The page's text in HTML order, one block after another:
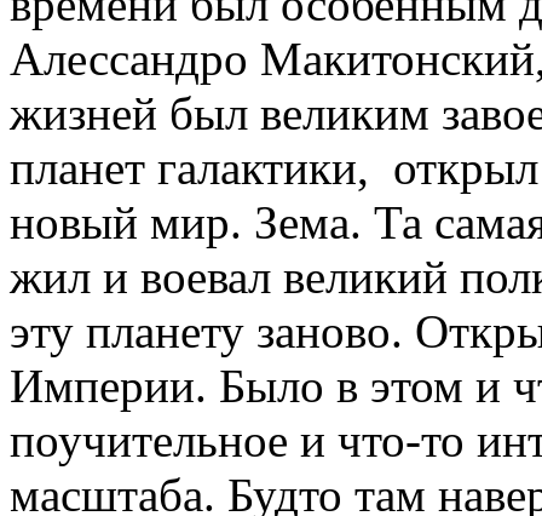
Алессандро
жизней был великим
планет галактики,
новый мир. Зема. Та
жил и воевал великий
эту планету заново.
Империи. Было в этом и
поучительное и что-то
масштаба. Будто там